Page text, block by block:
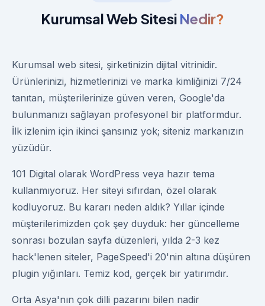
Kurumsal Web Sitesi Nedir?
Kurumsal web sitesi, şirketinizin dijital vitrinidir.
Ürünlerinizi, hizmetlerinizi ve marka kimliğinizi 7/24
tanıtan, müşterilerinize güven veren, Google'da
bulunmanızı sağlayan profesyonel bir platformdur.
İlk izlenim için ikinci şansınız yok; siteniz markanızın
yüzüdür.
101 Digital olarak WordPress veya hazır tema
kullanmıyoruz. Her siteyi sıfırdan, özel olarak
kodluyoruz. Bu kararı neden aldık? Yıllar içinde
müşterilerimizden çok şey duyduk: her güncelleme
sonrası bozulan sayfa düzenleri, yılda 2-3 kez
hack'lenen siteler, PageSpeed'i 20'nin altına düşüren
plugin yığınları. Temiz kod, gerçek bir yatırımdır.
Orta Asya'nın çok dilli pazarını bilen nadir